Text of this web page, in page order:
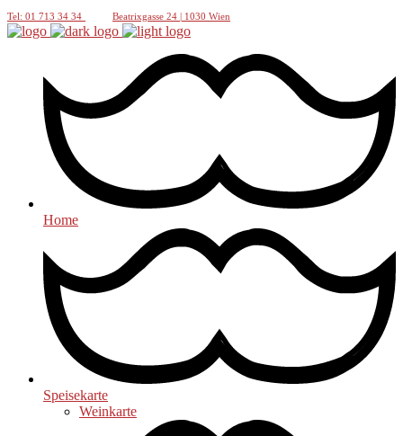
Tel: 01 713 34 34 Beatrixgasse 24 | 1030 Wien
Home
Speisekarte
Weinkarte